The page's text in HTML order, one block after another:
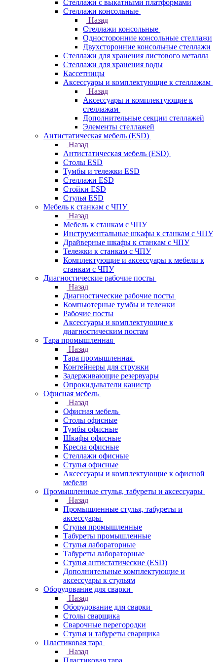
Стеллажи с выкатными платформами
Стеллажи консольные
Назад
Стеллажи консольные
Односторонние консольные стеллажи
Двухсторонние консольные стеллажи
Стеллажи для хранения листового металла
Стеллажи для хранения воды
Кассетницы
Аксесcуары и комплектующие к стеллажам
Назад
Аксесcуары и комплектующие к
стеллажам
Дополнительные секции стеллажей
Элементы стеллажей
Антистатическая мебель (ESD)
Назад
Антистатическая мебель (ESD)
Столы ESD
Тумбы и тележки ESD
Стеллажи ESD
Стойки ESD
Стулья ESD
Мебель к станкам с ЧПУ
Назад
Мебель к станкам с ЧПУ
Инструментальные шкафы к станкам с ЧПУ
Драйверные шкафы к станкам с ЧПУ
Тележки к станкам с ЧПУ
Комплектующие и аксессуары к мебели к
станкам с ЧПУ
Диагностические рабочие посты
Назад
Диагностические рабочие посты
Компьютерные тумбы и тележки
Рабочие посты
Аксессуары и комплектующие к
диагностическим постам
Тара промышленная
Назад
Тара промышленная
Контейнеры для стружки
Задерживающие резервуары
Опрокидыватели канистр
Офисная мебель
Назад
Офисная мебель
Столы офисные
Тумбы офисные
Шкафы офисные
Кресла офисные
Стеллажи офисные
Стулья офисные
Аксессуары и комплектующие к офисной
мебели
Промышленные стулья, табуреты и аксессуары
Назад
Промышленные стулья, табуреты и
аксессуары
Стулья промышленные
Табуреты промышленные
Стулья лабораторные
Табуреты лабораторные
Стулья антистатические (ESD)
Дополнительные комплектующие и
аксессуары к стульям
Оборудование для сварки
Назад
Оборудование для сварки
Столы сварщика
Сварочные перегородки
Стулья и табуреты сварщика
Пластиковая тара
Назад
Пластиковая тара